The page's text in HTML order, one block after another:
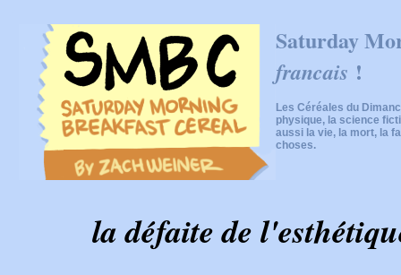
Saturday
francais !
Les Céréales du
physique, la science
aussi la vie, la mort, la
choses.
la défaite de